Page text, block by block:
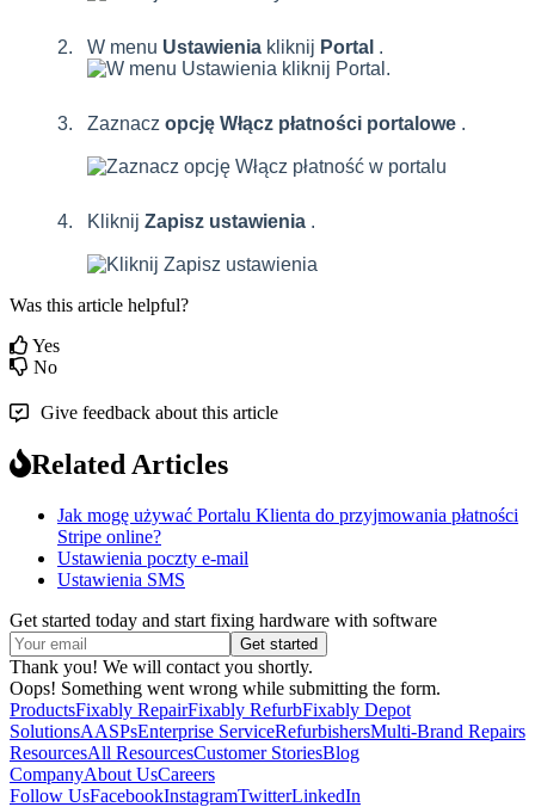
W menu Ustawienia kliknij Portal .
Zaznacz opcję Włącz płatności portalowe .
Kliknij Zapisz ustawienia .
Was this article helpful?
Yes
No
Give feedback about this article
Related Articles
Jak mogę używać Portalu Klienta do przyjmowania płatności
Stripe online?
Ustawienia poczty e-mail
Ustawienia SMS
Get started today and start fixing hardware with software
Thank you! We will contact you shortly.
Oops! Something went wrong while submitting the form.
ProductsFixably RepairFixably RefurbFixably Depot
SolutionsAASPsEnterprise ServiceRefurbishersMulti-Brand Repairs
ResourcesAll ResourcesCustomer StoriesBlog
CompanyAbout UsCareers
Follow UsFacebookInstagramTwitterLinkedIn